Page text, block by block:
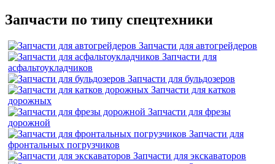
Запчасти по типу спецтехники
Запчасти для автогрейдеров
Запчасти для
асфальтоукладчиков
Запчасти для бульдозеров
Запчасти для катков
дорожных
Запчасти для фрезы
дорожной
Запчасти для
фронтальных погрузчиков
Запчасти для экскаваторов